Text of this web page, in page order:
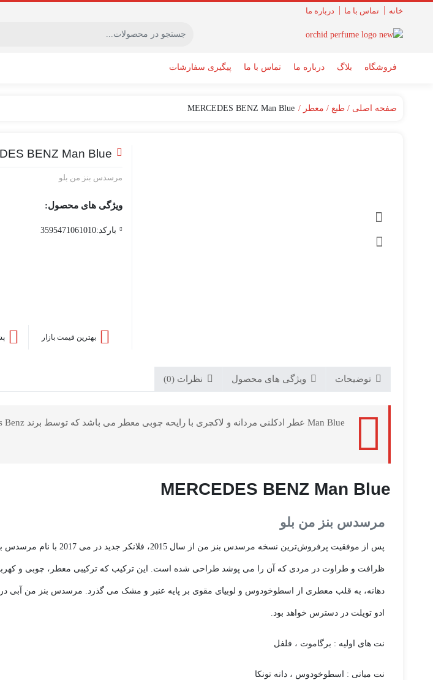
خانه تماس با ما درباره ما
فروشگاه بلاگ درباره ما تماس با ما پیگیری سفارشات
صفحه اصلی طبع معطر MERCEDES BENZ Man Blue
BENZ Man Blue
مرسدس بنز من بلو
ویژگی های محصول:
بارکد:3595471061010
بهترین قیمت بازار
توضیحات ویژگی های محصول نظرات (0)
Man Blue عطر ادکلنی مردانه و لاکچری با رایحه چوبی معطر می باشد که توسط برند Mercedes Benz و در سال 2017 به بازار جهانی عرضه شده است.
MERCEDES BENZ Man Blue
مرسدس بنز من بلو
پس از موفقیت پرفروش‌ترین
ظرافت و طراوت در مردی که آن را می پوشد طراحی شده است. این ترکیب که ترکیبی معطر، چوبی و
ادو تویلت در دسترس خواهد بود.
نت های اولیه : برگاموت ، فلفل
نت میانی : اسطوخودوس ، دانه تونکا